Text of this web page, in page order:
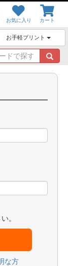
お気に入り カート
お手軽プリント
キ
ー
ワ
。
な方